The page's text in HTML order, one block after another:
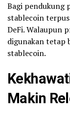
Bagi pendukung
stablecoin
DeFi. Walaupun
digunakan tetap
stablecoin.
Makin